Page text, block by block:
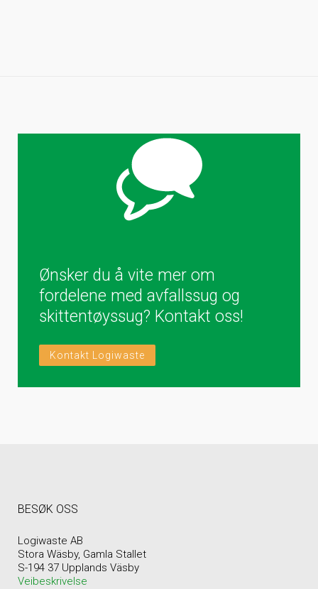
Ønsker du å vite mer om
fordelene med avfallssug og
skittentøyssug? Kontakt oss!
Kontakt Logiwaste
BESØK OSS
Logiwaste AB
Stora Wäsby, Gamla Stallet
S-194 37 Upplands Väsby
Veibeskrivelse